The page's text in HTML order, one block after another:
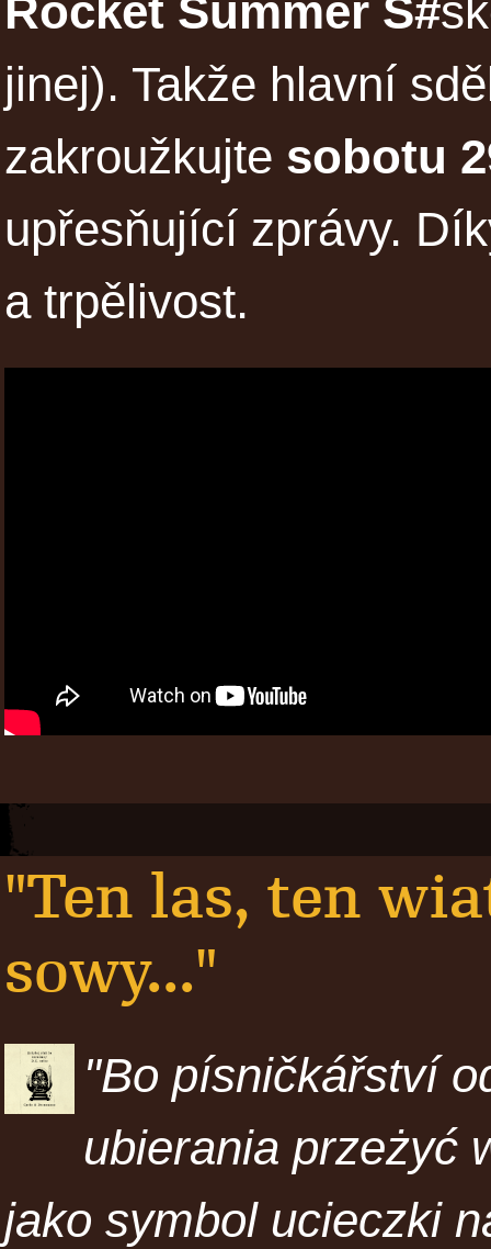
Rocket Summer S#
jinej). Takže hlavní
zakroužkujte sobotu
upřesňující zprávy.
a trpělivost.
"Ten las, ten
sowy..."
"Bo písničkářství
ubierania przeżyć
jako symbol ucieczki